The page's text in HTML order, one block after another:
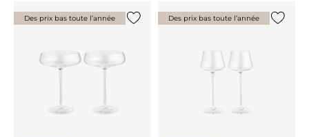
Des prix bas toute l’année Des prix bas toute l’année